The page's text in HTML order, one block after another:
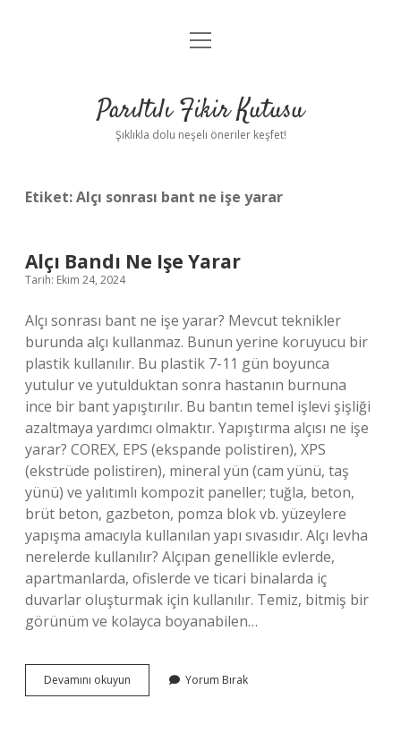
Anasayfa
Yasal Uyarı
menüyü
Parıltılı Fikir Kutusu
Şıklıkla dolu neşeli öneriler keşfet!
Etiket:Alçı sonrası bant ne işe yarar
Alçı Bandı Ne Işe Yarar
Tarih: Ekim 24, 2024
Alçı sonrası bant ne işe yarar? Mevcut teknikler
burunda alçı kullanmaz. Bunun yerine koruyucu bir
plastik kullanılır. Bu plastik 7-11 gün boyunca
yutulur ve yutulduktan sonra hastanın burnuna
ince bir bant yapıştırılır. Bu bantın temel işlevi şişliği
azaltmaya yardımcı olmaktır. Yapıştırma alçısı ne işe
yarar? COREX, EPS (ekspande polistiren), XPS
(ekstrüde polistiren), mineral yün (cam yünü, taş
yünü) ve yalıtımlı kompozit paneller; tuğla, beton,
brüt beton, gazbeton, pomza blok vb. yüzeylere
yapışma amacıyla kullanılan yapı sıvasıdır. Alçı levha
nerelerde kullanılır? Alçıpan genellikle evlerde,
apartmanlarda, ofislerde ve ticari binalarda iç
duvarlar oluşturmak için kullanılır. Temiz, bitmiş bir
görünüm ve kolayca boyanabilen…
Devamını okuyun
Bandı
Yorum Bırak